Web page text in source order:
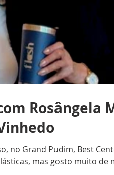
Rosângela
Grand Pudim, Best
mas gosto muito de